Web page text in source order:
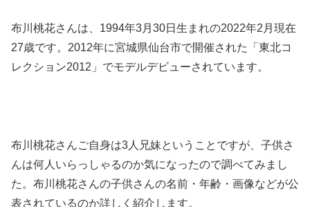
布川桃花さんは、1994年3月30日生まれの2022年2月現在
27歳です。2012年に宮城県仙台市で開催された「東北コ
レクション2012」でモデルデビューされています。
布川桃花さんご自身は3人兄妹ということですが、子供さ
んは何人いらっしゃるのか気になったので調べてみまし
た。布川桃花さんの子供さんの名前・年齢・画像などが公
表されているのか詳しく紹介します。